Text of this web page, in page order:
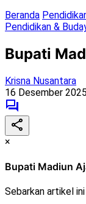
Beranda
Pendidikan &
Bupati
Krisna Nusantara
16 Desember 2025
×
Bupati Madiun
Sebarkan artikel ini